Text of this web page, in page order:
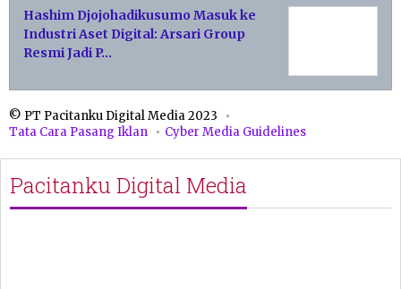
Hashim Djojohadikusumo Masuk ke
Industri Aset Digital: Arsari Group
Resmi Jadi P…
© PT Pacitanku Digital Media 2023
Tata Cara Pasang Iklan
Cyber Media Guidelines
Pacitanku Digital Media